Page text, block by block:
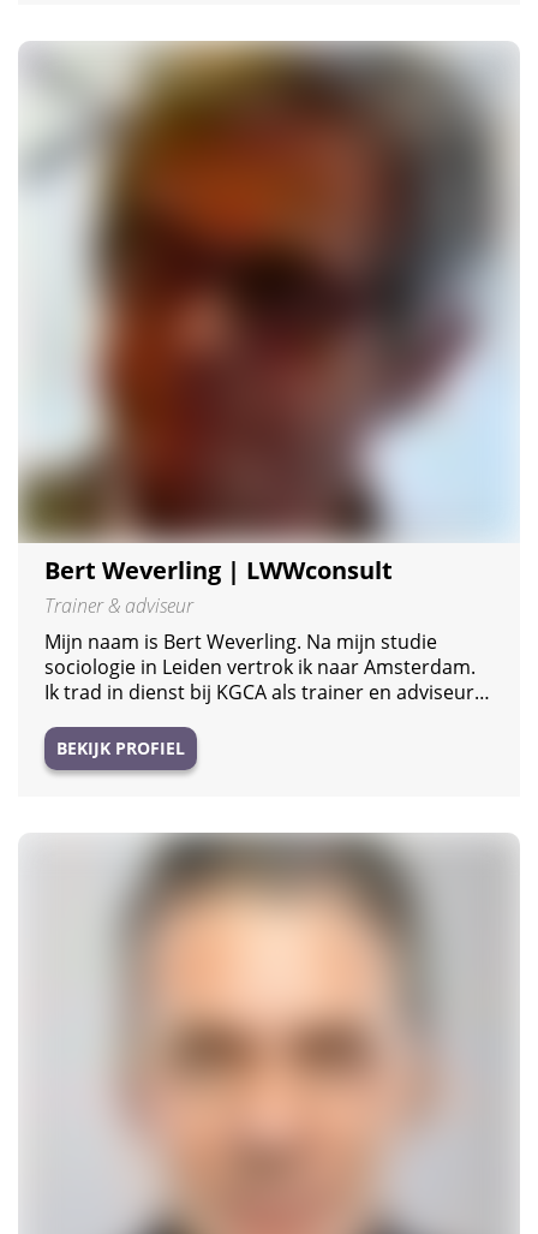
Bert Weverling | LWWconsult
Trainer & adviseur
Mijn naam is Bert Weverling. Na mijn studie
sociologie in Leiden vertrok ik naar Amsterdam.
Ik trad in dienst bij KGCA als trainer en adviseur…
BEKIJK PROFIEL